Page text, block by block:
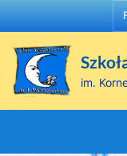
to
content
im.